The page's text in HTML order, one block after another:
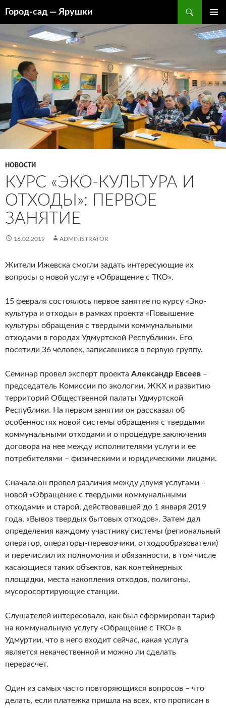
содержимому
Город-cад — Ярушки
МЕНЮ
НОВОСТИ
КУРС «ЭКО-КУЛЬТУРА И
ОТХОДЫ»: ПЕРВОЕ
ЗАНЯТИЕ
16.02.2019 ADMINISTRATOR
Жители Ижевска смогли задать интересующие их
вопросы о новой услуге «Обращение с ТКО».
15 февраля состоялось первое занятие по курсу «Эко-
культура и отходы» в рамках проекта «Повышение
культуры обращения с твердыми коммунальными
отходами в городах Удмуртской Республики». Его
посетили 36 человек, записавшихся в первую группу.
Семинар провел эксперт проекта Александр Евсеев –
председатель Комиссии по экологии, ЖКХ и развитию
территорий Общественной палаты Удмуртской
Республики. На первом занятии он рассказал об
особенностях новой системы обращения с твердыми
коммунальными отходами и о процедуре заключения
договора на нее между исполнителями услуги и ее
потребителями – физическими и юридическими лицами.
Сначала он провел различия между двумя услугами –
новой «Обращение с твердыми коммунальными
отходами» и старой, действовавшей до 1 января 2019
года, «Вывоз твердых бытовых отходов». Затем дал
определения каждому участнику системы (региональный
оператор, операторы-перевозчики, отходообразователи)
и перечислил их полномочия и обязанности, в том числе
касающиеся таких объектов, как контейнерных
площадки, места накопления отходов, полигоны,
мусоросортирующие станции.
Слушателей интересовало, как был сформирован тариф
на коммунальную услугу «Обращение с ТКО» в
Удмуртии, что в него входит сейчас, какая услуга
является некачественной и можно ли сделать
перерасчет.
Один из самых часто повторяющихся вопросов – что
делать, если платежка пришла на всех, кто прописан в